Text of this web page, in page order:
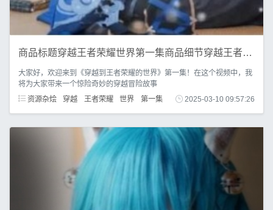
商品标题穿越王者荣耀世界第一集商品细节穿越王者荣耀世界的第一集游戏/小说/动漫等作品
大家好，欢迎来到《穿越到王者荣耀的世界》第一集！在这个视频中，我
将为大家带来一个惊险奇妙的穿越冒险故事
资源杂烩
穿越 王者荣耀 世界 第一集 2025-03-10 09:57:26